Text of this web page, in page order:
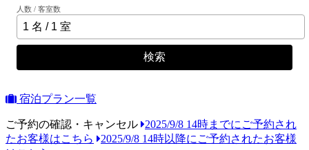
人数 / 客室数
検索
宿泊プラン一覧
ご予約の確認・キャンセル
2025/9/8 14時までにご予約され
たお客様はこちら
2025/9/8 14時以降にご予約されたお客様